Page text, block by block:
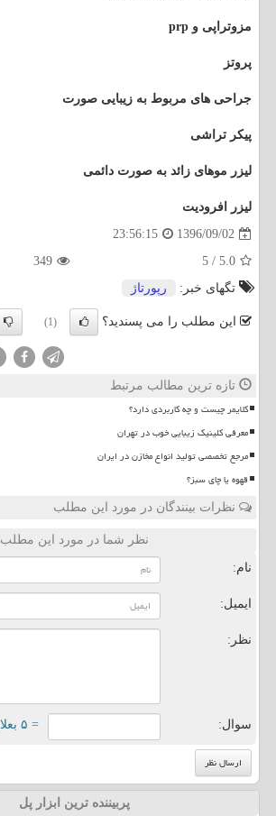
مزوتراپی و prp
پروتز
جراحی های مربوط به زیبایی صورت
پیکر تراشی
لیزر موهای زائد به صورت دائمی
لیزر افرودیت
1396/09/02
23:56:15
5.0
/
5
349
تگهای خبر:
رپورتاژ
این مطلب را می پسندید؟ (1)
تازه ترین مطالب مرتبط
کلایمر چیست و چه کاربردی دارد؟
معرفی کلینیک زیبایی خوب در تهران
مرجع تخصصی تولید انواع مخازن در ایران
قهوه یا چای سبز؟
نظرات بینندگان در مورد این مطلب
نظر شما در مورد این مطلب
نام:
ایمیل:
نظر:
سوال: = ۵ بعلاوه ۲
پربیننده ترین ابزار پل